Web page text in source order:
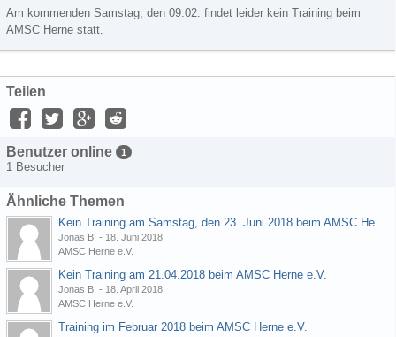
Am kommenden Samstag, den 09.02. findet leider kein Training beim
AMSC Herne statt.
Teilen
Benutzer online 1
1 Besucher
Ähnliche Themen
Kein Training am Samstag, den 23. Juni 2018 beim AMSC Herne e.V.
Jonas B. - 18. Juni 2018
AMSC Herne e.V.
Kein Training am 21.04.2018 beim AMSC Herne e.V.
Jonas B. - 18. April 2018
AMSC Herne e.V.
Training im Februar 2018 beim AMSC Herne e.V.